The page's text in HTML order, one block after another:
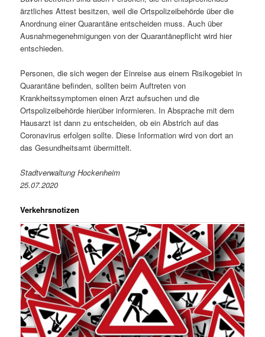
ärztliches Attest besitzen, weil die Ortspolizeibehörde über die
Anordnung einer Quarantäne entscheiden muss. Auch über
Ausnahmegenehmigungen von der Quarantänepflicht wird hier
entschieden.
Personen, die sich wegen der Einreise aus einem Risikogebiet in
Quarantäne befinden, sollten beim Auftreten von
Krankheitssymptomen einen Arzt aufsuchen und die
Ortspolizeibehörde hierüber informieren. In Absprache mit dem
Hausarzt ist dann zu entscheiden, ob ein Abstrich auf das
Coronavirus erfolgen sollte. Diese Information wird von dort an
das Gesundheitsamt übermittelt.
Stadtverwaltung Hockenheim
25.07.2020
Verkehrsnotizen